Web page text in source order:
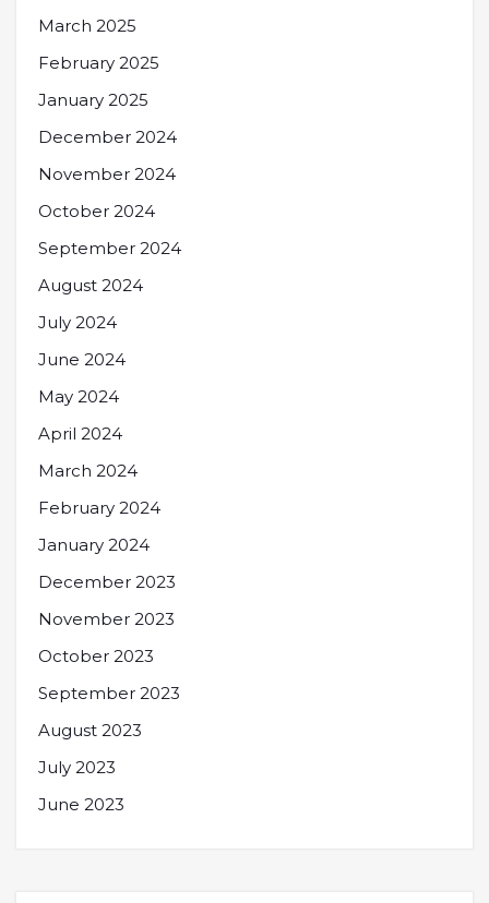
March 2025
February 2025
January 2025
December 2024
November 2024
October 2024
September 2024
August 2024
July 2024
June 2024
May 2024
April 2024
March 2024
February 2024
January 2024
December 2023
November 2023
October 2023
September 2023
August 2023
July 2023
June 2023